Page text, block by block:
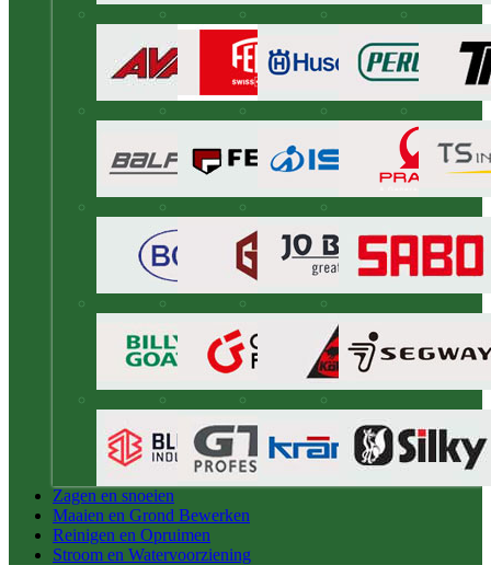
Zagen en snoeien
Maaien en Grond Bewerken
Reinigen en Opruimen
Stroom en Watervoorziening